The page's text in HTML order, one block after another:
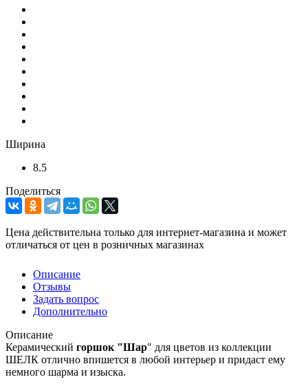
Ширина
8.5
Поделиться
Цена действительна только для интернет-магазина и может
отличаться от цен в розничных магазинах
Описание
Отзывы
Задать вопрос
Дополнительно
Описание
Керамический горшок "Шар" для цветов из коллекции
ШЕЛК отлично впишется в любой интерьер и придаст ему
немного шарма и изыска.